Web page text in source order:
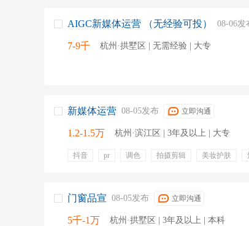
AIGC新媒体运营 （无经验可投） 08-06发
7-9千 杭州·拱墅区 | 无需经验 | 大专
新媒体运营 08-05发布 立即沟通
1.2-1.5万 杭州·滨江区 | 3年及以上 | 大专
抖音 pr 调色 拍摄剪辑 美妆护肤
门窗品宣 08-05发布 立即沟通
5千-1万 杭州·拱墅区 | 3年及以上 | 本科